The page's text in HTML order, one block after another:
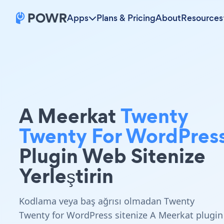
Apps Plans & PricingAboutResources
A MeerkatTwenty
Twenty For
Plugin Web Sitenize
Yerleştirin
Kodlama veya baş ağrısı olmadan Twenty
Twenty for WordPress sitenize A Meerkat plugin